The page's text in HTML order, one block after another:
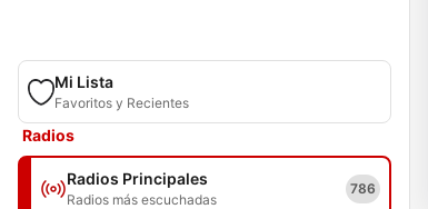
Mi Lista
Favoritos y Recientes
Radios
Radios Principales
Radios más escuchadas
786